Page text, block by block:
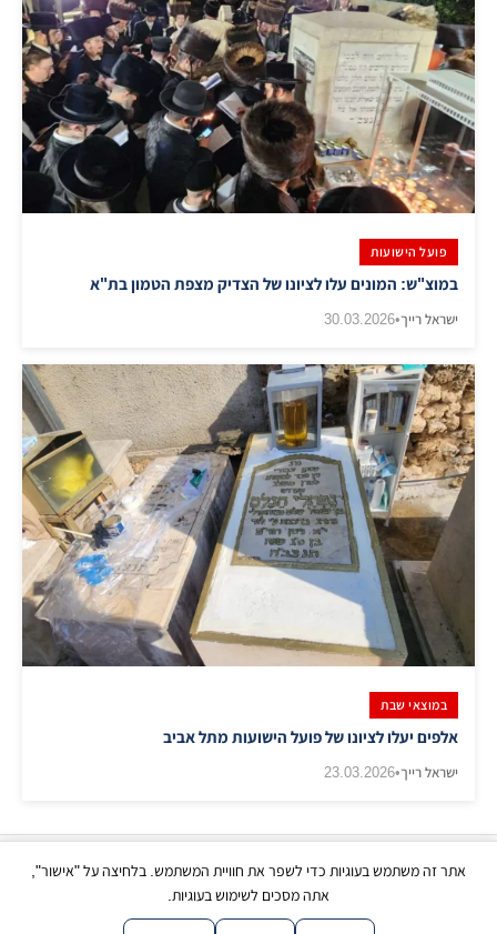
פועל הישועות
במוצ"ש: המונים עלו לציונו של הצדיק מצפת הטמון בת"א
ישראל רייך•
30.03.2026
במוצאי שבת
אלפים יעלו לציונו של פועל הישועות מתל אביב
ישראל רייך•
23.03.2026
אתר זה משתמש בעוגיות כדי לשפר את חוויית המשתמש. בלחיצה על "אישור",
אתה מסכים לשימוש בעוגיות.
כל הזכויות שמורות | © בני ברק עכשיו 2026